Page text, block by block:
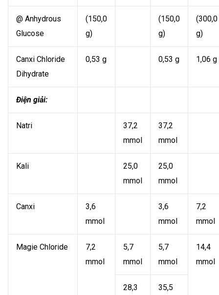
@ Anhydrous
Glucose
(150,0
g)
(150,0
g)
(300,0
g)
Canxi Chloride
Dihydrate
0,53 g 0,53 g 1,06 g
Điện giải:
Natri
37,2
mmol
37,2
mmol
Kali
25,0
mmol
25,0
mmol
Canxi
3,6
mmol
3,6
mmol
7,2
mmol
Magie Chloride
7,2
mmol
5,7
mmol
5,7
mmol
14,4
mmol
28,3
35,5